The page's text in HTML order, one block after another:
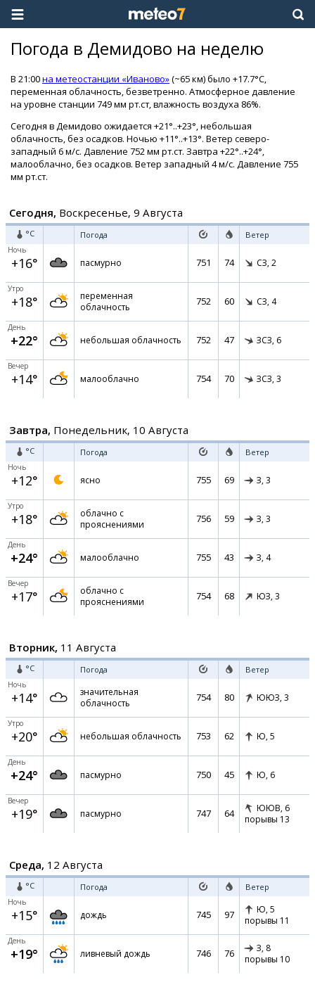
Погода в Демидово на неделю
В 21:00на метеостанции «Иваново»(~65 км) было +17.7°C,
переменная облачность, безветренно. Атмосферное давление
на уровне станции 749 мм рт.ст, влажность воздуха 86%.
Сегодня в Демидово ожидается +21°..+23°, небольшая
облачность, без осадков. Ночью +11°..+13°. Ветер северо-
западный 6 м/с. Давление 752 мм рт.ст. Завтра +22°..+24°,
малооблачно, без осадков. Ветер западный 4 м/с. Давление 755
мм рт.ст.
Сегодня, Воскресенье, 9 Августа
°C Погода Ветер
Ночь
+16° пасмурно 751 74 СЗ, 2
Утро
+18°
переменная
облачность
752 60 СЗ, 4
День
+22° небольшая облачность 752 47 ЗСЗ, 6
Вечер
+14° малооблачно 754 70 ЗСЗ, 3
Завтра, Понедельник, 10 Августа
°C Погода Ветер
Ночь
+12° ясно 755 69 З, 3
Утро
+18°
облачно с
прояснениями
756 59 З, 3
День
+24° малооблачно 755 43 З, 4
Вечер
+17°
облачно с
прояснениями
754 68 ЮЗ, 3
Вторник, 11 Августа
°C Погода Ветер
Ночь
+14°
значительная
облачность
754 80 ЮЮЗ, 3
Утро
+20° небольшая облачность 753 62 Ю, 5
День
+24° пасмурно 750 45 Ю, 6
Вечер
+19° пасмурно 747 64 ЮЮВ, 6
порывы 13
Среда, 12 Августа
°C Погода Ветер
Ночь
+15° дождь 745 97 Ю, 5
порывы 11
День
+19° ливневый дождь 746 76 З, 8
порывы 10